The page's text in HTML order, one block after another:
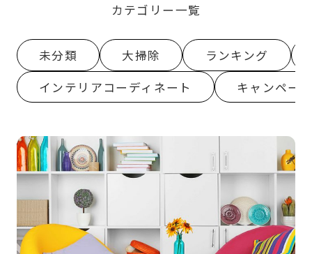
カテゴリー一覧
未分類 大掃除
ランキング
インテリアコーディネート
キャンペー